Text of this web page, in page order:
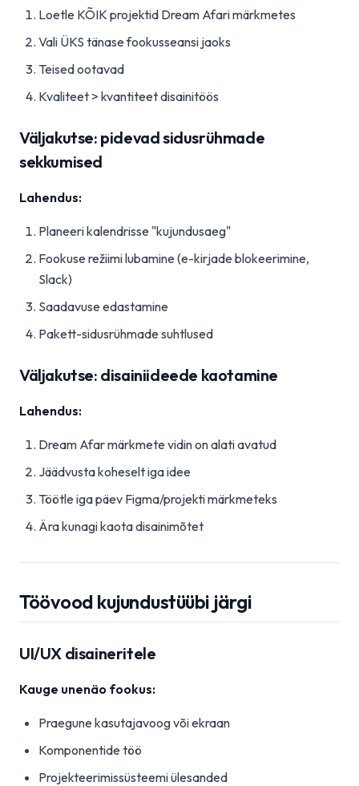
Loetle KÕIK projektid Dream Afari märkmetes
Vali ÜKS tänase fookusseansi jaoks
Teised ootavad
Kvaliteet > kvantiteet disainitöös
Väljakutse: pidevad sidusrühmade
sekkumised
Lahendus:
Planeeri kalendrisse "kujundusaeg"
Fookuse režiimi lubamine (e-kirjade blokeerimine,
Slack)
Saadavuse edastamine
Pakett-sidusrühmade suhtlused
Väljakutse: disainiideede kaotamine
Lahendus:
Dream Afar märkmete vidin on alati avatud
Jäädvusta koheselt iga idee
Töötle iga päev Figma/projekti märkmeteks
Ära kunagi kaota disainimõtet
Töövood kujundustüübi järgi
UI/UX disaineritele
Kauge unenäo fookus:
Praegune kasutajavoog või ekraan
Komponentide töö
Projekteerimissüsteemi ülesanded